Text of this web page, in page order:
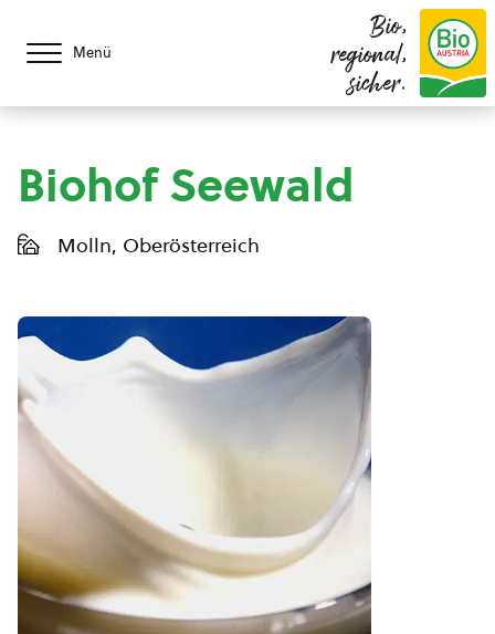
Menü
Bio,
regional,
sicher.
Biohof Seewald
Molln, Oberösterreich